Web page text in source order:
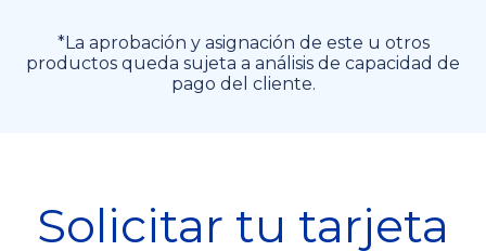
*La aprobación y asignación de este u otros
productos queda sujeta a análisis de capacidad de
pago del cliente.
Solicitar tu tarjeta